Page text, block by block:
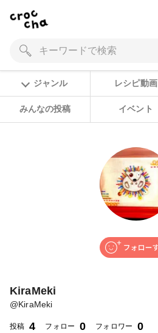
ジャンル レシピ動画
みんなの投稿 イベント
KiraMeki
@KiraMeki
投稿 4 フォロー 0 フォロワー 0